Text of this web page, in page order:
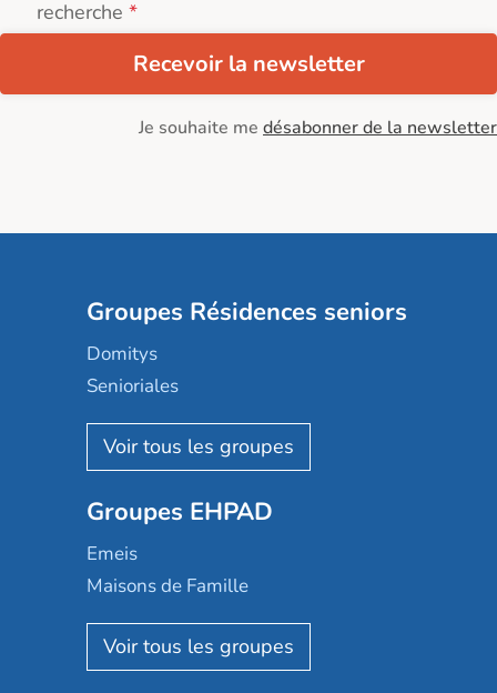
recherche
Recevoir la newsletter
Je souhaite me désabonner de la newsletter
Groupes Résidences seniors
Domitys
Senioriales
Nohée
Les Résidentiels
Mobicap
Domusvi
Happy Senior
Aquarelia
Nexity edenea
Groupes EHPAD
Emeis
Maisons de Famille
Korian
Emera